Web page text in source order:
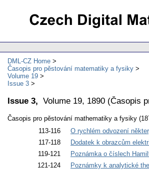
DML-CZ Home
Časopis pro pěstování matematiky a fysiky
Volume 19
Issue 3
Issue 3, Volume 19, 1890 (Časopis
Časopis pro pěstování mathematiky a fysiky
113-116
O rychlém odvození
117-118
Dodatek k obrazcům
119-121
Poznámka o číslech
121-124
Poznámky k analytické